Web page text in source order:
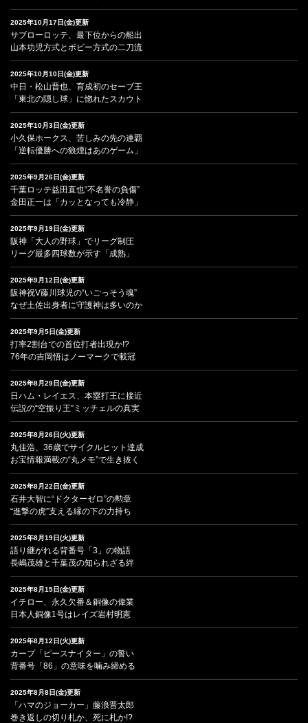
2025年10月17日(金)更新
サブローロッテ、最下位からの船出
山本功児方式とボビー方式の二刀流
2025年10月10日(金)更新
中日・松山晋也、育成初のセーブ王
「東北の隠し球」に惚れたスカウト
2025年10月3日(金)更新
小久保ホークス、苦しみの先の連覇
「逆転優勝への狼煙はあのゲーム」
2025年9月26日(金)更新
千葉ロッテ益田直也“不名誉の負傷”
金田正一は「カッとなっても冷静」
2025年9月19日(金)更新
阪神「大人の野球」でリーグ制圧
リーグ最多四球数が示す「成熟」
2025年9月12日(金)更新
阪神祝V藤川球児の“いごっそう魂”
なぜ土佐出身者に守護神は多いのか
2025年9月5日(金)更新
打率2割台での首位打者出現か!?
76年の吉岡悟はノーマークで載冠
2025年8月29日(金)更新
日ハム・レイエス、本塁打王に接近
伝説の“空振り王”ミッチェルの真実
2025年8月26日(火)更新
丸佳浩、36歳でサイクルヒット達成
お宝情報満載の“丸メモ”で生き抜く
2025年8月22日(金)更新
石井大智に“ドクターゼロ”の勲章
“進撃の虎”支える縁の下の力持ち
2025年8月19日(火)更新
語り継がれる背番号「3」の物語
長嶋茂雄と千葉茂の知られざる絆
2025年8月15日(金)更新
イチロー、永久欠番＆銅像の偉業
日本人銅像1号はレイズ岩村明憲
2025年8月12日(火)更新
カープ「ピースナイター」の誓い
背番号「86」の意味を噛み締める
2025年8月8日(金)更新
「ハマのジョーカー」藤浪晋太郎
巻き返しの切り札か、死に札か!?